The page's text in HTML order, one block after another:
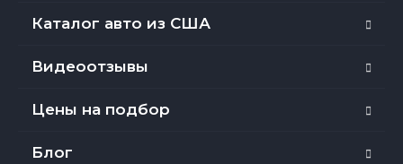
Каталог авто из США
Видеоотзывы
Цены на подбор
Блог